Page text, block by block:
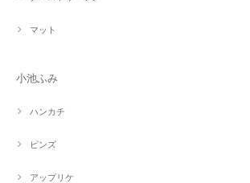
マット
小池ふみ
ハンカチ
ピンズ
アップリケ